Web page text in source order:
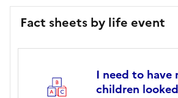
Fact sheets by life event
I need to have
children